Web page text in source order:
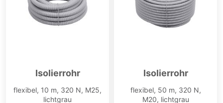
Isolierrohr
flexibel, 10 m, 320 N, M25,
lichtgrau
Isolierrohr
flexibel, 50 m, 320 N,
M20, lichtgrau